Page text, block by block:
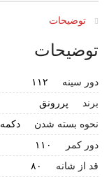
توضیحات
توضیحات
دور سینه
۱۱۲
برند
پررونق
نحوه بسته شدن
دکمه
دور کمر
۱۱۰
قد از شانه
۸۰